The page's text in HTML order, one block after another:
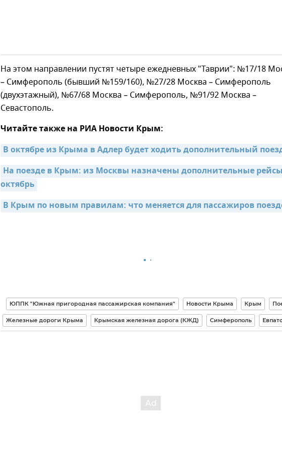
На этом направлении пустят четыре ежедневных "Таврии": №17/18
– Симферополь (бывший №159/160), №27/28 Москва – Симферополь
(двухэтажный), №67/68 Москва – Симферополь, №91/92 Москва –
Севастополь.
Читайте также на РИА Новости Крым:
В октябре из Крыма в Адлер будет ходить дополнительный
На поезде в Крым: из Москвы назначены дополнительные
октябрь
В Крым по новым правилам: что меняется для пассажиров
ЮППК "Южная пригородная пассажирская компания" Новости Крыма Крым
Железные дороги Крыма Крымская железная дорога (КЖД) Симферополь